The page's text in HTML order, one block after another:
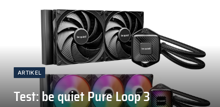
ARTIKEL
Test: be quiet Pure Loop 3